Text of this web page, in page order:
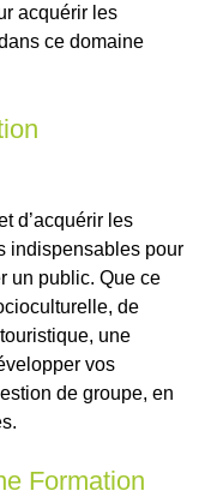
acquérir les
ce domaine
d’acquérir les
indispensables pour
un public. Que ce
de
une
vos
de groupe, en
Formation